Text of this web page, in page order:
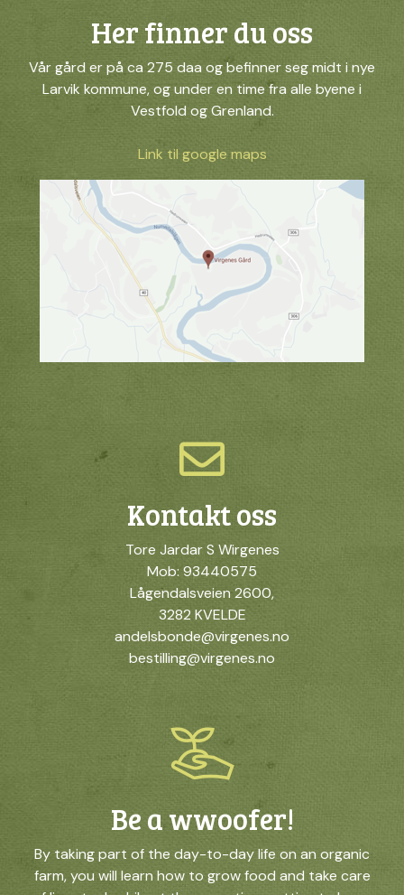
Her finner du oss
Vår gård er på ca 275 daa og befinner seg midt i nye
Larvik kommune, og under en time fra alle byene i
Vestfold og Grenland.
Link til google maps
Kontakt oss
Tore Jardar S Wirgenes
Mob: 93440575
Lågendalsveien 2600,
3282 KVELDE
andelsbonde@virgenes.no
bestilling@virgenes.no
Be a wwoofer!
By taking part of the day-to-day life on an organic
farm, you will learn how to grow food and take care